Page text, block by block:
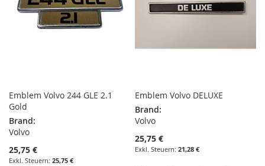
Emblem Volvo 244 GLE 2.1
Gold
Brand:
Volvo
25,75 €
25,75 €
Emblem Volvo DELUXE
Brand:
Volvo
25,75 €
21,28 €